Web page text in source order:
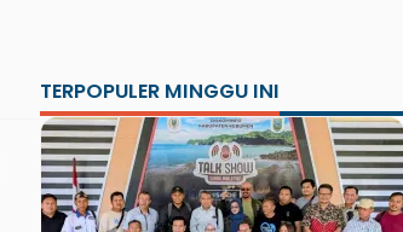
TERPOPULER MINGGU INI